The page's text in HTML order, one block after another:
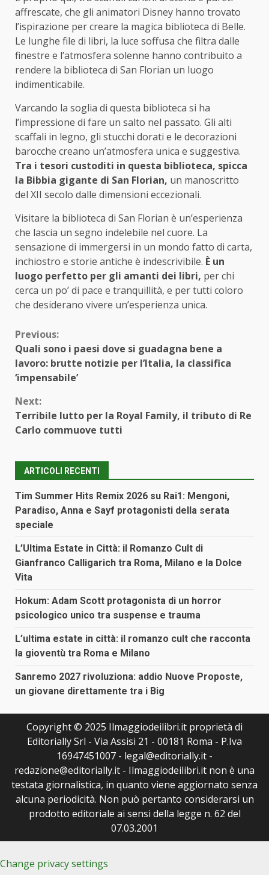
affrescate, che gli animatori Disney hanno trovato
l’ispirazione per creare la magica biblioteca di Belle.
Le lunghe file di libri, la luce soffusa che filtra dalle
finestre e l’atmosfera solenne hanno contribuito a
rendere la biblioteca di San Florian un luogo
indimenticabile.
Varcando la soglia di questa biblioteca si ha
l’impressione di fare un salto nel passato. Gli alti
scaffali in legno, gli stucchi dorati e le decorazioni
barocche creano un’atmosfera unica e suggestiva.
Tra i tesori custoditi in questa biblioteca, spicca
la Bibbia gigante di San Florian, un manoscritto
del XII secolo dalle dimensioni eccezionali.
Visitare la biblioteca di San Florian è un’esperienza
che lascia un segno indelebile nel cuore. La
sensazione di immergersi in un mondo fatto di carta,
inchiostro e storie antiche è indescrivibile. È un
luogo perfetto per gli amanti dei libri, per chi
cerca un po’ di pace e tranquillità, e per tutti coloro
che desiderano vivere un’esperienza unica.
Continue
Reading
Previous:
Quali sono i paesi dove si guadagna bene a
lavoro: brutte notizie per l’Italia, la classifica
‘impensabile’
Next:
Terribile lutto per la Royal Family, il tributo di Re
Carlo commuove tutti
ARTICOLI RECENTI
Tim Summer Hits Remix 2026 su Rai1: Mengoni,
Paradiso, Anna e Sayf protagonisti della serata
speciale
L’Ultima Estate in Città: il Romanzo Cult di
Gianfranco Calligarich tra Roma, Milano e la Dolce
Vita
Hokum: Adam Scott protagonista di un horror
psicologico unico tra suspense e trauma
L’ultima estate in città: il romanzo cult che racconta
la gioventù tra Roma e Milano
Sanremo 2027 rivoluziona: addio Nuove Proposte,
un giovane direttamente tra i Big
Copyright © 2025 Ilmaggiodeilibri.it proprietà di
Editorially Srl - Via Assisi 21 - 00181 Roma - P.Iva
16947451007 - legal@editorially.it -
redazione@editorially.it - Ilmaggiodeilibri.it non è una
testata giornalistica, in quanto viene aggiornato senza
alcuna periodicità. Non può pertanto considerarsi un
prodotto editoriale ai sensi della legge n. 62 del
07.03.2001
Change privacy settings